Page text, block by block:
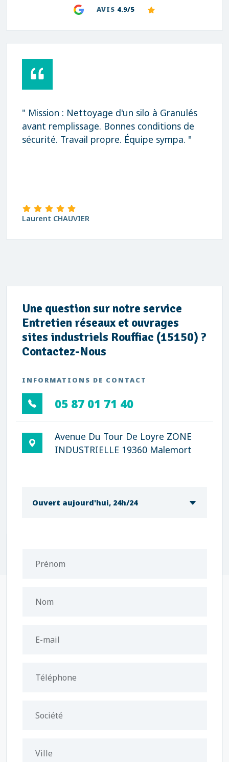
AVIS 4.9/5
" Mission : Nettoyage d'un silo à Granulés
avant remplissage. Bonnes conditions de
sécurité. Travail propre. Équipe sympa. "
Laurent CHAUVIER
Une question sur notre service
Entretien réseaux et ouvrages
sites industriels Rouffiac (15150) ?
Contactez-Nous
INFORMATIONS DE CONTACT
05 87 01 71 40
Avenue Du Tour De Loyre ZONE
INDUSTRIELLE 19360 Malemort
Ouvert aujourd'hui, 24h/24
Prénom
Nom
E-mail
Téléphone
Société
Ville